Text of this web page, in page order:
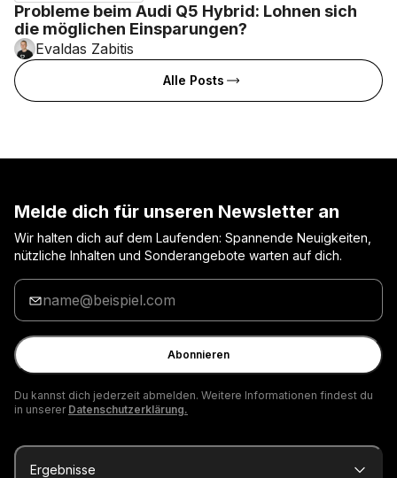
Probleme beim Audi Q5 Hybrid: Lohnen sich
die möglichen Einsparungen?
Evaldas Zabitis
Alle Posts
Melde dich für unseren Newsletter an
Wir halten dich auf dem Laufenden: Spannende Neuigkeiten,
nützliche Inhalten und Sonderangebote warten auf dich.
Gib
deine
E-
Mail
ein
Abonnieren
Du kannst dich jederzeit abmelden. Weitere Informationen findest du
in unserer Datenschutzerklärung.
Ergebnisse